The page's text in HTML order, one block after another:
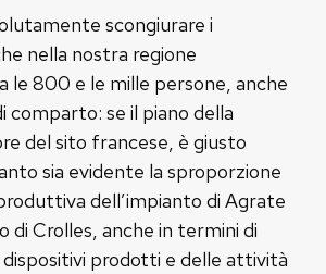
scongiurare i
nella nostra regione
le 800 e le mille persone, anche
comparto: se il piano della
del sito francese, è giusto
sia evidente la sproporzione
dell’impianto di Agrate
di Crolles, anche in termini di
dispositivi prodotti e delle attività